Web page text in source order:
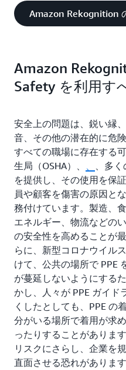
Amazon Rekognition
Amazon
Safety を利用す
安全上の問題は、鋭い縁
音、その他の潜在的に危
すべての職場に存在する
生局（OSHA）、 、 、多く
を提供し、その使用を保
員や顧客を傷害の原因と
務付けています。製造、
エネルギー、物流などの
の安全性を高めることが
らに、新型コロナウイル
けて、公共の場所で PPE
が蔓延しないようにする
かし、人々が PPE ガイド
くしたとしても、PPE の
分がいる場所で着用が求
ったりすることがありま
リスクにさらし、企業を
直面させる恐れがありま